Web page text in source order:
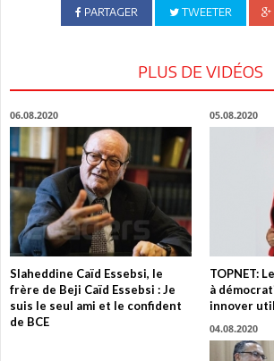
PARTAGER TWEETER
PLUS DE VIDÉOS
06.08.2020
Slaheddine Caïd Essebsi, le
frère de Beji Caïd Essebsi : Je
suis le seul ami et le confident
de BCE
05.08.2020
TOPNET:
à
innover
04.08.2020